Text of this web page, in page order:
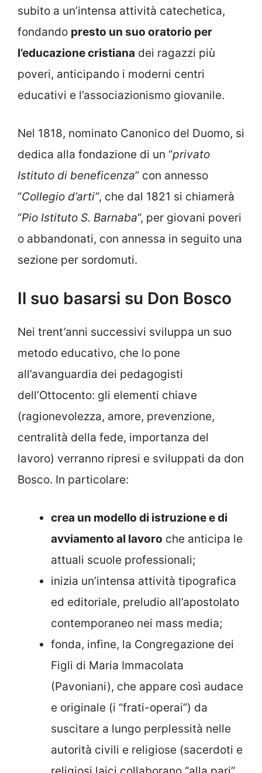
subito a un’intensa attività catechetica,
fondando presto un suo oratorio per
l’educazione cristiana dei ragazzi più
poveri, anticipando i moderni centri
educativi e l’associazionismo giovanile.
Nel 1818, nominato Canonico del Duomo, si
dedica alla fondazione di un “privato
Istituto di beneficenza” con annesso
“Collegio d’arti”, che dal 1821 si chiamerà
“Pio Istituto S. Barnaba“, per giovani poveri
o abbandonati, con annessa in seguito una
sezione per sordomuti.
Il suo basarsi su Don Bosco
Nei trent’anni successivi sviluppa un suo
metodo educativo, che lo pone
all’avanguardia dei pedagogisti
dell’Ottocento: gli elementi chiave
(ragionevolezza, amore, prevenzione,
centralità della fede, importanza del
lavoro) verranno ripresi e sviluppati da don
Bosco. In particolare:
crea un modello di istruzione e di
avviamento al lavoro che anticipa le
attuali scuole professionali;
inizia un’intensa attività tipografica
ed editoriale, preludio all’apostolato
contemporaneo nei mass media;
fonda, infine, la Congregazione dei
Figli di Maria Immacolata
(Pavoniani), che appare così audace
e originale (i “frati-operai”) da
suscitare a lungo perplessità nelle
autorità civili e religiose (sacerdoti e